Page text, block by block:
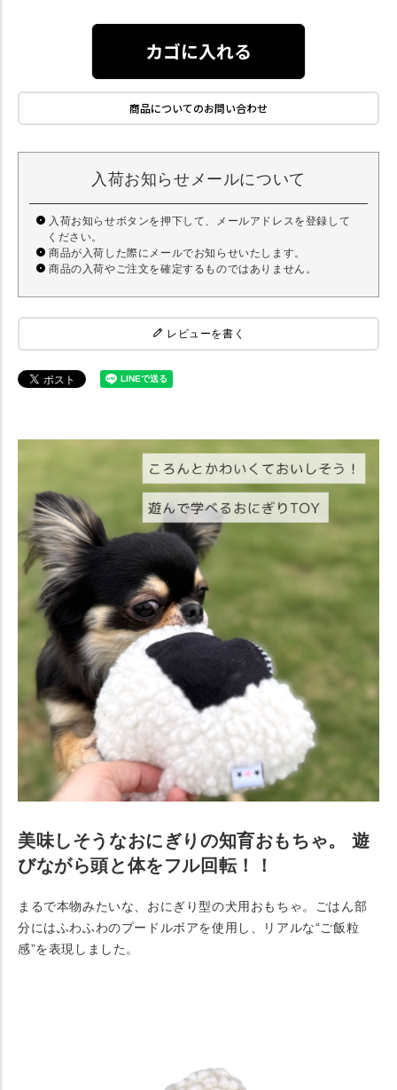
カゴに入れる
商品についてのお問い合わせ
入荷お知らせメールについて
入荷お知らせボタンを押下して、メールアドレスを登録して
ください。
商品が入荷した際にメールでお知らせいたします。
商品の入荷やご注文を確定するものではありません。
レビューを書く
美味しそうなおにぎりの知育おもちゃ。 遊
びながら頭と体をフル回転！！
まるで本物みたいな、おにぎり型の犬用おもちゃ。ごはん部
分にはふわふわのプードルボアを使用し、リアルな“ご飯粒
感”を表現しました。